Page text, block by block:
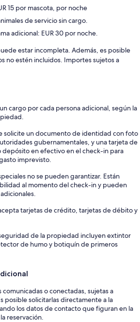
15 por mascota, por noche
de servicio sin cargo.
adicional: EUR 30 por noche.
estar incompleta. Además, es posible
no estén incluidos. Importes sujetos a
cargo por cada persona adicional, según la
solicite un documento de identidad con foto
gubernamentales, y una tarjeta de
en efectivo en el check-in para
imprevisto.
no se pueden garantizar. Están
al momento del check-in y pueden
tarjetas de crédito, tarjetas de débito y
de la propiedad incluyen extintor
de humo y botiquín de primeros
comunicadas o conectadas, sujetas a
posible solicitarlas directamente a la
los datos de contacto que figuran en la
reservación.